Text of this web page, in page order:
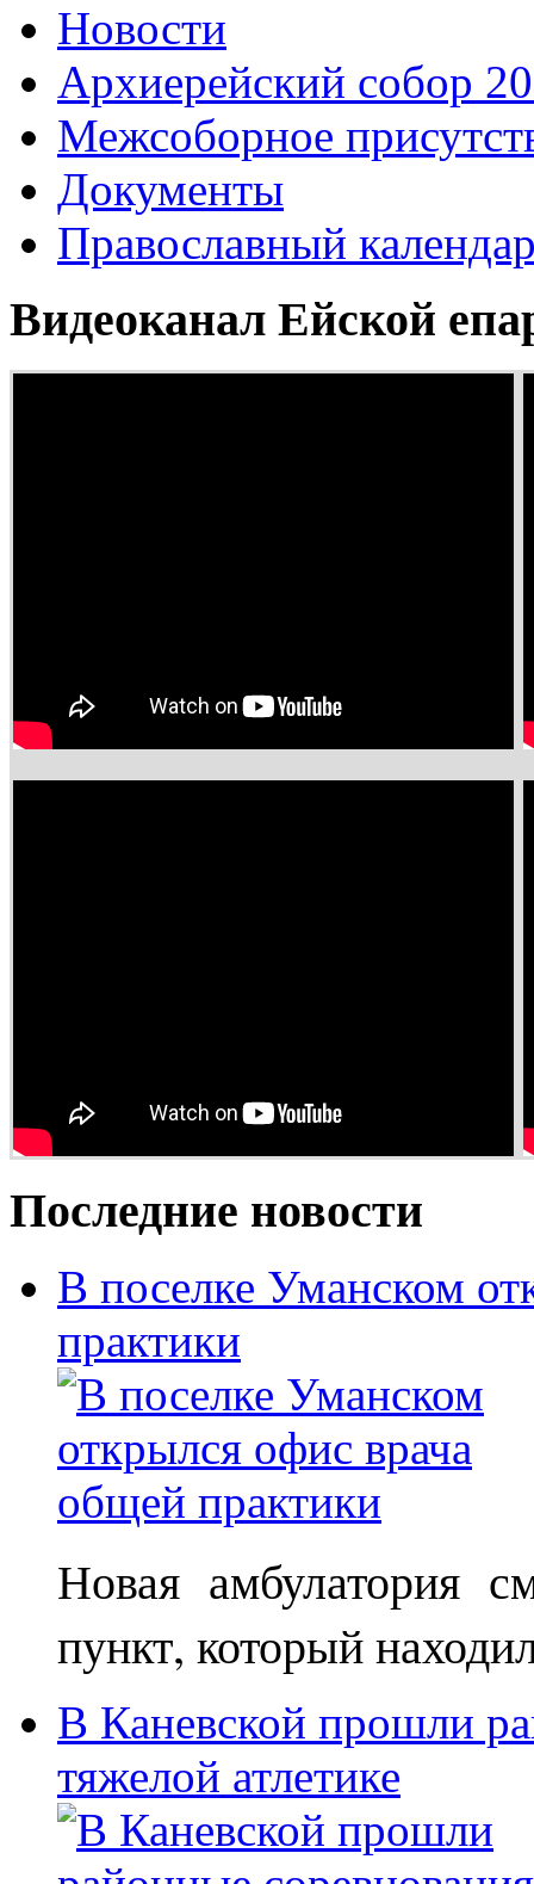
Новости
Архиерейский собор
Межсоборное
Документы
Православный
Видеоканал Ейской
Последние новости
В поселке Уманском
практики
Новая амбулатория
пункт, который
В Каневской прошли
тяжелой атлетике